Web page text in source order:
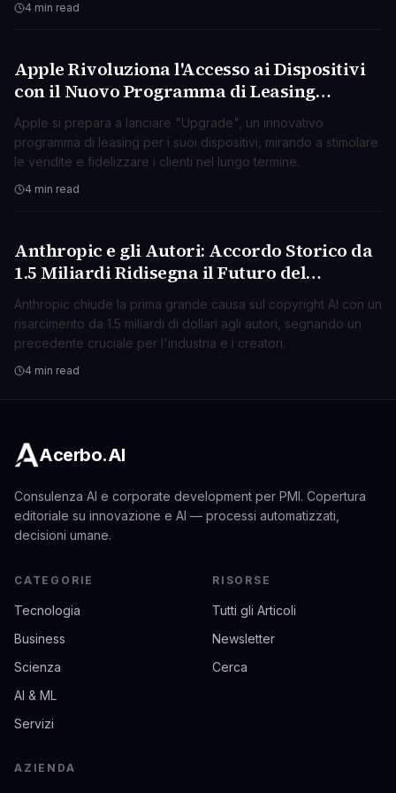
4 min read
TECNOLOGIA
Apple Rivoluziona l'Accesso ai Dispositivi
con il Nuovo Programma di Leasing
"Upgrade"
Apple si prepara a lanciare "Upgrade", un innovativo
programma di leasing per i suoi dispositivi, mirando a stimolare
le vendite e fidelizzare i clienti nel lungo termine.
4 min read
TECNOLOGIA
Anthropic e gli Autori: Accordo Storico da
1.5 Miliardi Ridisegna il Futuro del
Copyright AI
Anthropic chiude la prima grande causa sul copyright AI con un
risarcimento da 1.5 miliardi di dollari agli autori, segnando un
precedente cruciale per l'industria e i creatori.
4 min read
Acerbo.AI
Consulenza AI e corporate development per PMI. Copertura
editoriale su innovazione e AI — processi automatizzati,
decisioni umane.
CATEGORIE
Tecnologia
Business
Scienza
AI & ML
Servizi
RISORSE
Tutti gli Articoli
Newsletter
Cerca
AZIENDA